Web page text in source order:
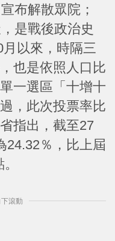
布解散眾院；
是戰後政治史
以來，時隔三
也是依照人口比
一選區「十增十
，此次投票率比
指出，截至27
24.32％，比上屆
滾動